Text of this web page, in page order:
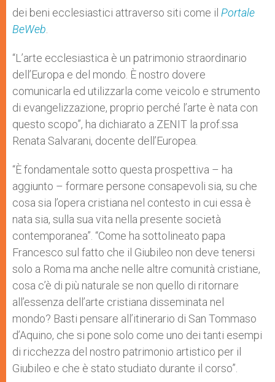
dei beni ecclesiastici attraverso siti come il Portale
BeWeb
“L’arte ecclesiastica è un patrimonio straordinario
dell’Europa e del mondo. È nostro dovere
comunicarla ed utilizzarla come veicolo e strumento
di evangelizzazione, proprio perché l’arte è nata con
questo scopo”, ha dichiarato a ZENIT la prof.ssa
Renata Salvarani, docente dell’Europea.
“È fondamentale sotto questa prospettiva – ha
aggiunto – formare persone consapevoli sia, su che
cosa sia l’opera cristiana nel contesto in cui essa è
nata sia, sulla sua vita nella presente società
contemporanea”. “Come ha sottolineato papa
Francesco sul fatto che il Giubileo non deve tenersi
solo a Roma ma anche nelle altre comunità cristiane,
cosa c’è di più naturale se non quello di ritornare
all’essenza dell’arte cristiana disseminata nel
mondo? Basti pensare all’itinerario di San Tommaso
d’Aquino, che si pone solo come uno dei tanti esempi
di ricchezza del nostro patrimonio artistico per il
Giubileo e che è stato studiato durante il corso”.